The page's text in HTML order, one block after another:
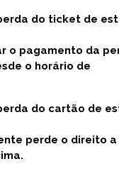
do ticket de
o pagamento da
o horário de
do cartão de
perde o direito